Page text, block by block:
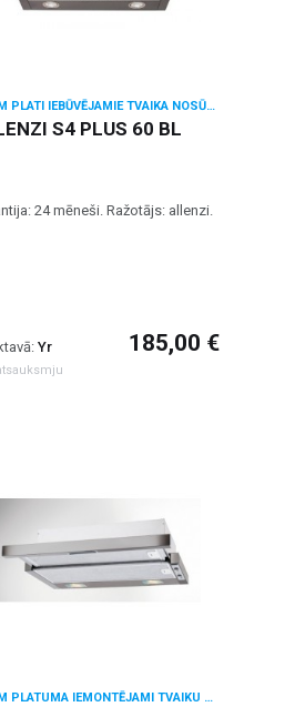
60 CM PLATI IEBŪVĒJAMIE TVAIKA NOSŪCĒJI
S4 PLUS 60 BL
24 mēneši. Ražotājs: allenzi.
Yr 185,00 €
50 CM PLATUMA IEMONTĒJAMI TVAIKU NOSŪCĒJI